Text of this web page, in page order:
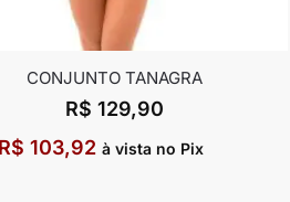
CONJUNTO TANAGRA
R$ 129,90
R$ 103,92 à vista no Pix